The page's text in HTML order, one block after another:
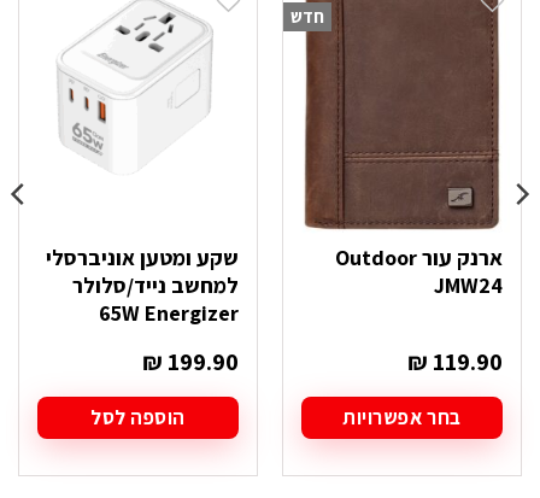
חדש
ארנק עור Outdoor
JMW24
₪ 119.90
בחר אפשרויות
למוצר
זה
שקע ומטען אוניברסלי
למחשב נייד/סלולר
65W Energizer
₪ 199.90
הוספה לסל